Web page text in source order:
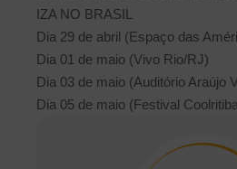
IZA NO BRASIL
Dia 29 de abril (Espaço das
Dia 01 de maio (Vivo Rio/RJ)
Dia 03 de maio (Auditório Araújo
Dia 05 de maio (Festival